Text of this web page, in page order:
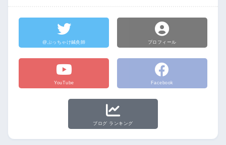
@ぶっちゃけ鍼灸師 プロフィール
YouTube Facebook
ブログ ランキング